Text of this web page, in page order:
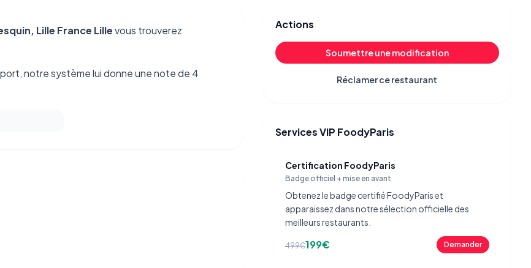
Lille France Lillevous trouverez
notre système lui donne une note de 4
Actions
Soumettre une modification
Réclamer ce restaurant
Services VIP FoodyParis
Certification FoodyParis
Badge officiel + mise en avant
Obtenez le badge certifié FoodyParis et
apparaissez dans notre sélection officielle des
meilleurs restaurants.
499€199€ Demander